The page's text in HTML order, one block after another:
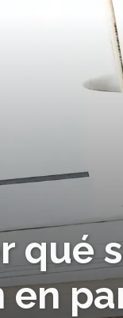
qué
en